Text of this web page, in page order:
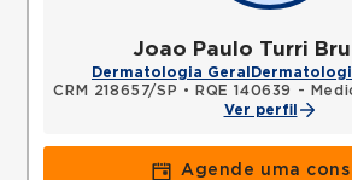
Joao Paulo Turri
Dermatologia Geral
CRM 218657/SP •
RQE 140639 - Medicina de
Ver perfil
Agende uma